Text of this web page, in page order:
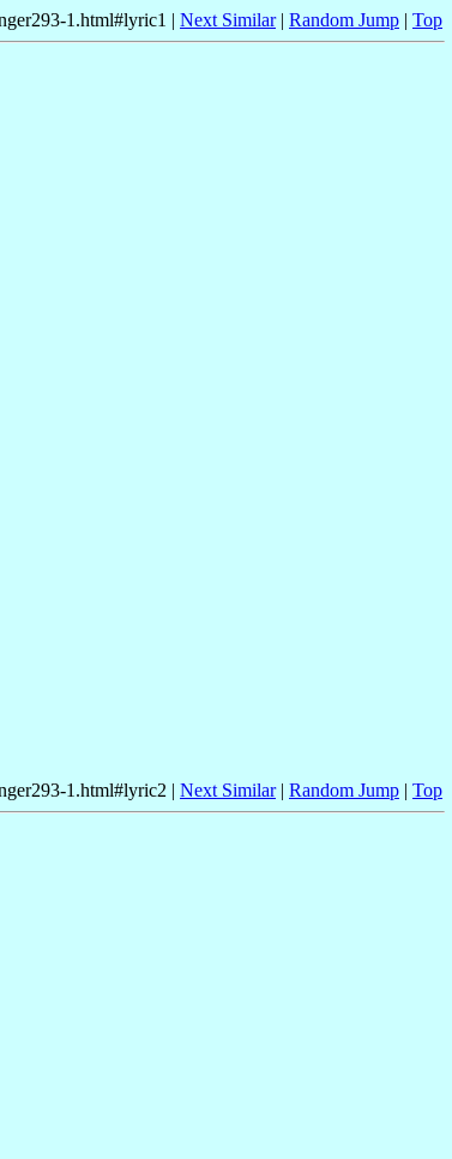
1.html#lyric1 | Next Similar| Random Jump | Top
1.html#lyric2 | Next Similar| Random Jump | Top